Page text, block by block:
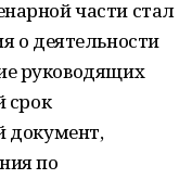
части стал
о деятельности
руководящих
срок
документ,
по